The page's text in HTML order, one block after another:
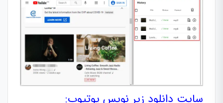
سایت دانلود زیر نویس یوتیوب: